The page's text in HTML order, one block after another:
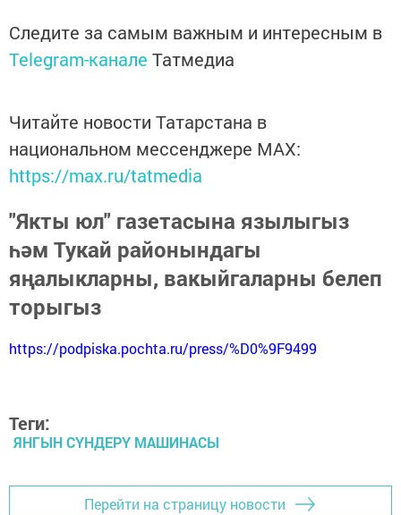
Следите за самым важным и интересным в
Telegram-канале Татмедиа
Читайте новости Татарстана в
национальном мессенджере MАХ:
https://max.ru/tatmedia
"Якты юл" газетасына язылыгыз
һәм Тукай районындагы
яңалыкларны, вакыйгаларны белеп
торыгыз
https://podpiska.pochta.ru/press/%D0%9F9499
Теги:
ЯНГЫН СҮНДЕРҮ МАШИНАСЫ
Перейти на страницу новости